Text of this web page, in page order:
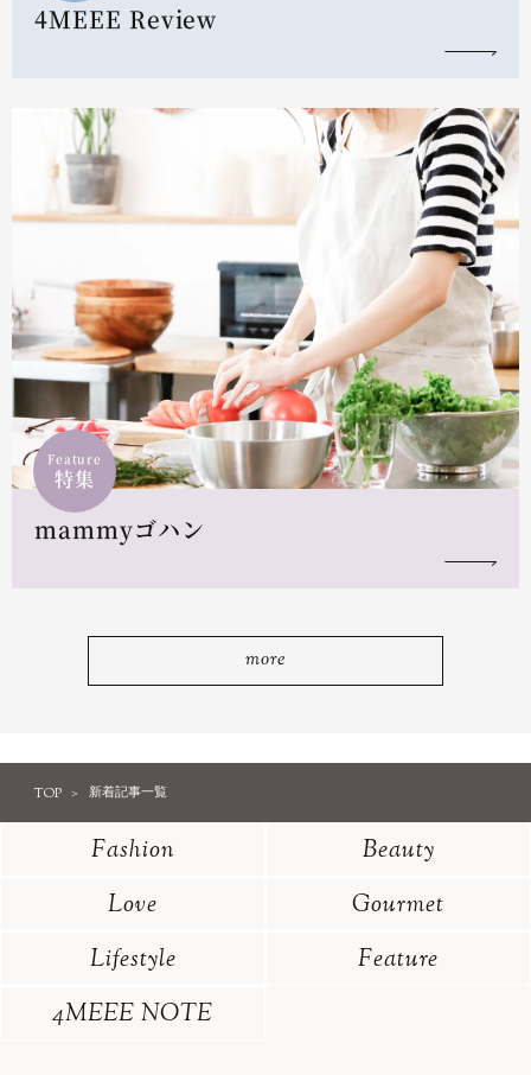
4MEEE Review
Feature
特集
mammyゴハン
more
TOP 新着記事一覧
Fashion
Beauty
Love
Gourmet
Lifestyle
Feature
4MEEE NOTE